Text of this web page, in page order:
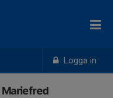
Logga in
Mariefred